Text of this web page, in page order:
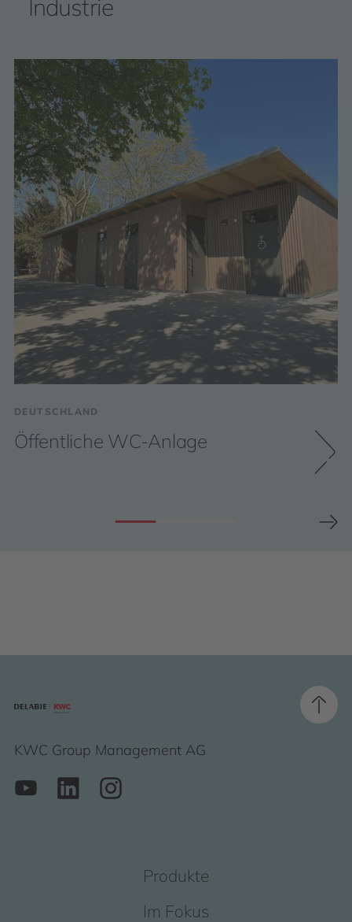
Industrie
DEUTSCHLAND
Öffentliche WC-Anlage
KWC Group Management AG
Produkte
Im Fokus